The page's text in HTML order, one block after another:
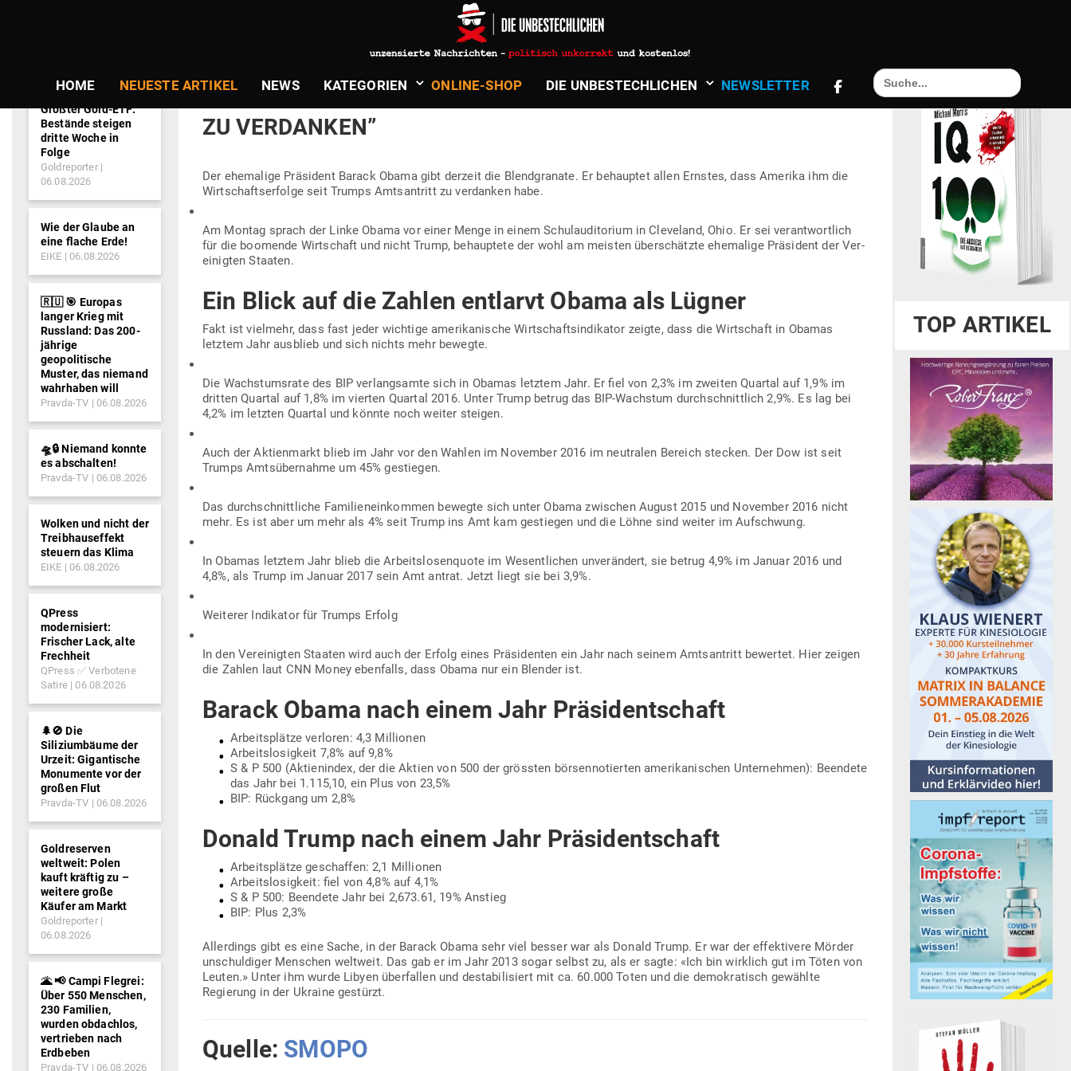
HOME NEUESTE ARTIKEL NEWS KATE­GORIEN ONLINE-SHOP DIE UNBE­STECH­LICHEN NEWS­LETTER
Search
for:
By Pete Souza, official White House photographer -http://www.whitehouse.gov/
am
OBAMA BEHAUPTET: “TRUMPS WIRT­SCHAFTS­ERFOLG IST MIR
ZU VERDANKEN”
Der ehe­malige Prä­sident Barack Obama gibt derzeit die Blend­granate. Er behauptet allen Ernstes, dass Amerika ihm die
Wirt­schafts­er­folge seit Trumps Amts­an­tritt zu ver­danken habe.
Am Montag sprach der Linke Obama vor einer Menge in einem Schul­au­di­torium in Cleveland, Ohio. Er sei ver­ant­wortlich
für die boo­mende Wirt­schaft und nicht Trump, behauptete der wohl am meisten über­schätzte ehe­malige Prä­sident der Ver­
ei­nigten Staaten.
Ein Blick auf die Zahlen ent­larvt Obama als Lügner
Fakt ist vielmehr, dass fast jeder wichtige ame­ri­ka­nische Wirt­schafts­in­di­kator zeigte, dass die Wirt­schaft in Obamas
letztem Jahr aus­blieb und sich nichts mehr bewegte.
Die Wachs­tumsrate des BIP ver­lang­samte sich in Obamas letztem Jahr. Er fiel von 2,3% im zweiten Quartal auf 1,9% im
dritten Quartal auf 1,8% im vierten Quartal 2016. Unter Trump betrug das BIP-Wachstum durch­schnittlich 2,9%. Es lag bei
4,2% im letzten Quartal und könnte noch weiter steigen.
Auch der Akti­en­markt blieb im Jahr vor den Wahlen im November 2016 im neu­tralen Bereich stecken. Der Dow ist seit
Trumps Amts­über­nahme um 45% gestiegen.
Das durch­schnitt­liche Fami­li­en­ein­kommen bewegte sich unter Obama zwi­schen August 2015 und November 2016 nicht
mehr. Es ist aber um mehr als 4% seit Trump ins Amt kam gestiegen und die Löhne sind weiter im Aufschwung.
In Obamas letztem Jahr blieb die Arbeits­lo­sen­quote im Wesent­lichen unver­ändert, sie betrug 4,9% im Januar 2016 und
4,8%, als Trump im Januar 2017 sein Amt antrat. Jetzt liegt sie bei 3,9%.
Wei­terer Indi­kator für Trumps Erfolg
In den Ver­ei­nigten Staaten wird auch der Erfolg eines Prä­si­denten ein Jahr nach seinem Amts­an­tritt bewertet. Hier zeigen
die Zahlen laut CNN Money eben­falls, dass Obama nur ein Blender ist.
Barack Obama nach einem Jahr Präsidentschaft
Arbeits­plätze ver­loren: 4,3 Millionen
Arbeits­lo­sigkeit 7,8% auf 9,8%
S & P 500 (Akti­en­index, der die Aktien von 500 der grössten bör­sen­no­tierten ame­ri­ka­ni­schen Unter­nehmen): Beendete
das Jahr bei 1.115,10, ein Plus von 23,5%
BIP: Rückgang um 2,8%
Donald Trump nach einem Jahr Präsidentschaft
Arbeits­plätze geschaffen: 2,1 Millionen
Arbeits­lo­sigkeit: fiel von 4,8% auf 4,1%
S & P 500: Beendete Jahr bei 2,673.61, 19% Anstieg
BIP: Plus 2,3%
Aller­dings gibt es eine Sache, in der Barack Obama sehr viel besser war als Donald Trump. Er war der effek­tivere Mörder
unschul­diger Men­schen weltweit. Das gab er im Jahr 2013 sogar selbst zu, als er sagte: «Ich bin wirklich gut im Töten von
Leuten.» Unter ihm wurde Libyen über­fallen und desta­bi­li­siert mit ca. 60.000 Toten und die demo­kra­tisch gewählte
Regierung in der Ukraine gestürzt.
Quelle: SMOPO
Größter Gold-ETF:
Bestände steigen
dritte Woche in
Folge
Goldreporter
06.08.2026
Wie der Glaube an
eine flache Erde!
EIKE 06.08.2026
🇷🇺 🎯 Europas
langer Krieg mit
Russland: Das 200-
jährige
geopolitische
Muster, das niemand
wahrhaben will
Pravda-TV 06.08.2026
🛸🔒 Niemand konnte
es abschalten!
Pravda-TV 06.08.2026
Wolken und nicht der
Treibhauseffekt
steuern das Klima
EIKE 06.08.2026
QPress
modernisiert:
Frischer Lack, alte
Frechheit
QPress ✅ Verbotene
Satire
06.08.2026
🌲🚫 Die
Siliziumbäume der
Urzeit: Gigantische
Monumente vor der
großen Flut
Pravda-TV 06.08.2026
Goldreserven
weltweit: Polen
kauft kräftig zu –
weitere große
Käufer am Markt
Goldreporter
06.08.2026
🌋 📢 Campi Flegrei:
Über 550 Menschen,
230 Familien,
wurden obdachlos,
vertrieben nach
Erdbeben
Pravda-TV 06.08.2026
TOP ARTIKEL